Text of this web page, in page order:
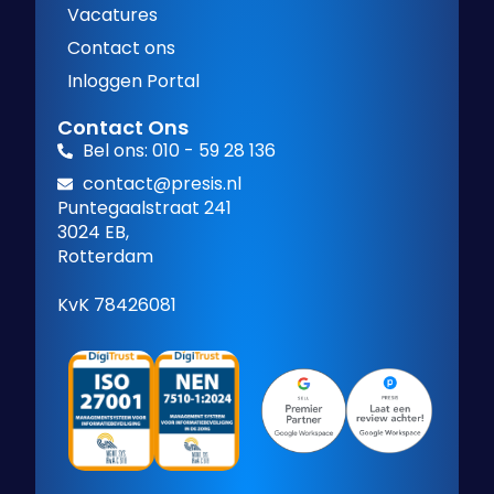
Vacatures
Contact ons
Inloggen Portal
Contact Ons
Bel ons: 010 - 59 28 136
contact@presis.nl
Puntegaalstraat 241
3024 EB,
Rotterdam
KvK 78426081